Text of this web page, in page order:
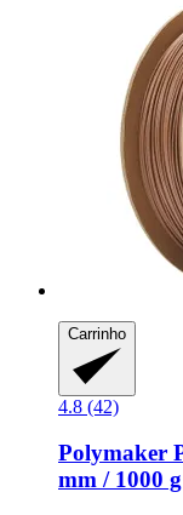
Carrinho
4.8 (42)
Polymaker
mm / 1000 g